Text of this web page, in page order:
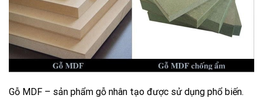
Gỗ MDF – sản phẩm gỗ nhân tạo được sử dụng phổ biến.